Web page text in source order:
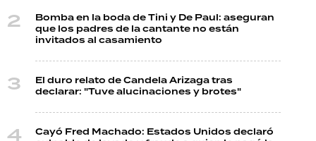
Bomba en la boda de Tini y De Paul: aseguran
que los padres de la cantante no están
invitados al casamiento
El duro relato de Candela Arizaga tras
declarar: "Tuve alucinaciones y brotes"
Cayó Fred Machado: Estados Unidos declaró